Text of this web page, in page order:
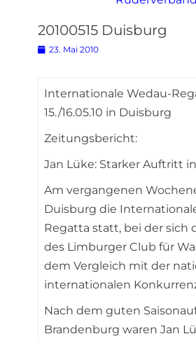
20100515 Duisburg
Posted
23. Mai 2010
Internationale Wedau-
15./16.05.10 in Duisburg
Zeitungsbericht:
Jan Lüke: Starker Auftritt
Am vergangenen
Duisburg die
Regatta statt, bei der sich
des Limburger Club für
dem Vergleich mit der
internationalen
Nach dem guten
Brandenburg waren Jan